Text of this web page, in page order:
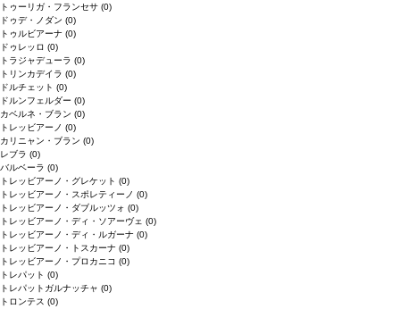
トゥーリガ・フランセサ (0)
ドゥデ・ノダン (0)
トゥルビアーナ (0)
ドゥレッロ (0)
トラジャデューラ (0)
トリンカデイラ (0)
ドルチェット (0)
ドルンフェルダー (0)
カベルネ・ブラン (0)
トレッビアーノ (0)
カリニャン・ブラン (0)
レブラ (0)
バルベーラ (0)
トレッビアーノ・グレケット (0)
トレッビアーノ・スポレティーノ (0)
トレッビアーノ・ダブルッツォ (0)
トレッビアーノ・ディ・ソアーヴェ (0)
トレッビアーノ・ディ・ルガーナ (0)
トレッビアーノ・トスカーナ (0)
トレッビアーノ・プロカニコ (0)
トレパット (0)
トレパットガルナッチャ (0)
トロンテス (0)